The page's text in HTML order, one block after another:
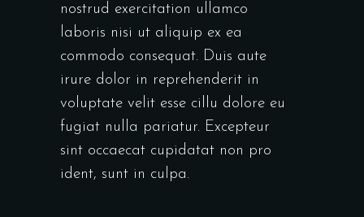
nostrud exercitation ullamco
laboris nisi ut aliquip ex ea
commodo consequat. Duis aute
irure dolor in reprehenderit in
voluptate velit esse cillu dolore eu
fugiat nulla pariatur. Excepteur
sint occaecat cupidatat non pro
ident, sunt in culpa.